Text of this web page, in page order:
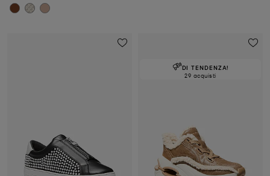
DI TENDENZA!
29 acquisti